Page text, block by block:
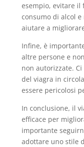
esempio, evitare
consumo di alcol
aiutare a
Infine, è
altre persone e
non autorizzate.
del viagra in
essere pericolosi
In conclusione, il
efficace per
importante
adottare uno stile